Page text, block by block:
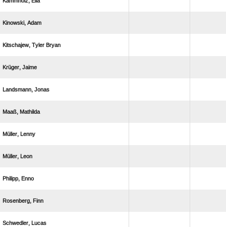
 
  
 
 
 
 
 
 
 
 